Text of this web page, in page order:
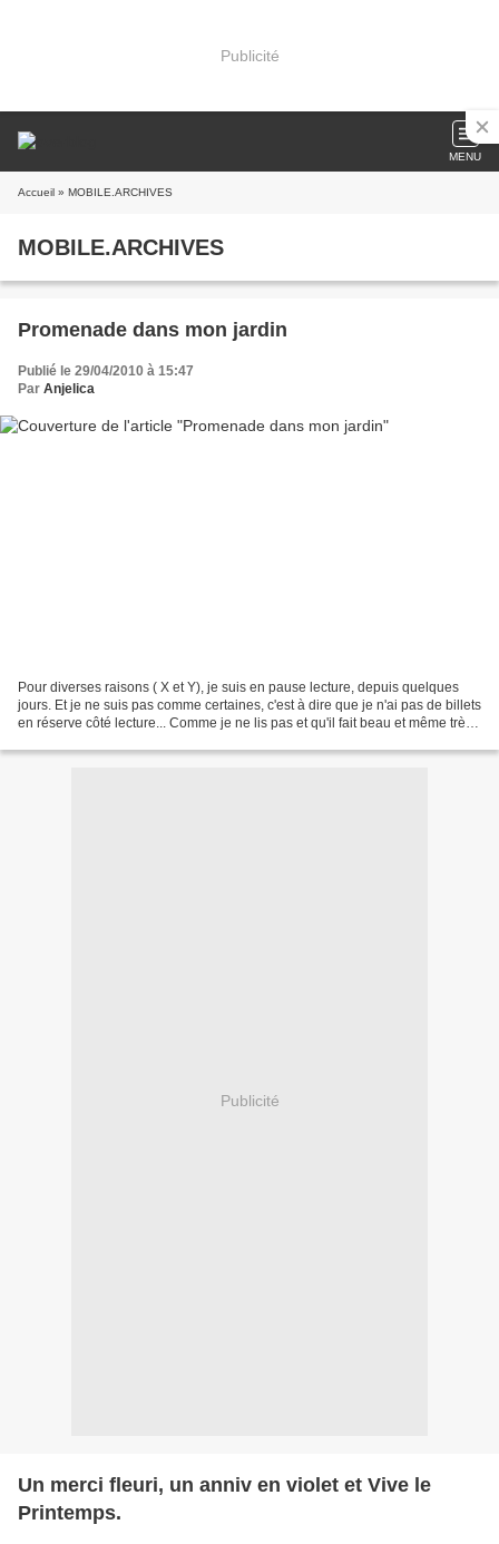
Publicité
MENU
Accueil » MOBILE.ARCHIVES
MOBILE.ARCHIVES
Promenade dans mon jardin
Publié le 29/04/2010 à 15:47
Par Anjelica
Pour diverses raisons ( X et Y), je suis en pause lecture, depuis quelques
jours. Et je ne suis pas comme certaines, c'est à dire que je n'ai pas de billets
en réserve côté lecture... Comme je ne lis pas et qu'il fait beau et même très
Publicité
Un merci fleuri, un anniv en violet et Vive le
Printemps.